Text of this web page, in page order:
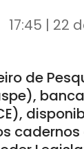
17:45 | 22
de